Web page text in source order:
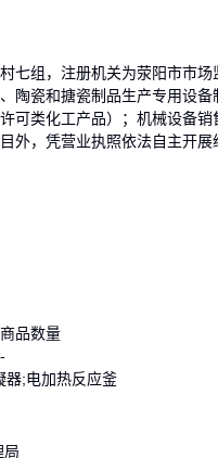
七组，注册机关为荥阳市市
陶瓷和搪瓷制品生产专用设
可类化工产品）；机械设备
外，凭营业执照依法自主开展
商品数量
-
器;电加热反应釜
局